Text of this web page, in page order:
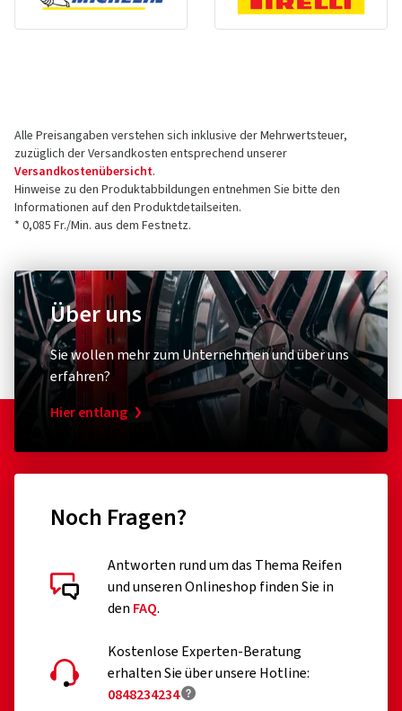
Alle Preisangaben verstehen sich inklusive der Mehrwertsteuer,
zuzüglich der Versandkosten entsprechend unserer
Versandkostenübersicht.
Hinweise zu den Produktabbildungen entnehmen Sie bitte den
Informationen auf den Produktdetailseiten.
* 0,085 Fr./Min. aus dem Festnetz.
Über uns
Sie wollen mehr zum Unternehmen und über uns
erfahren?
Hier entlang
Noch Fragen?
Antworten rund um das Thema Reifen
und unseren Onlineshop finden Sie in
den FAQ.
Kostenlose Experten-Beratung
erhalten Sie über unsere Hotline:
0848234234